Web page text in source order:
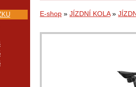
E-shop » JÍZDNÍ KOLA»